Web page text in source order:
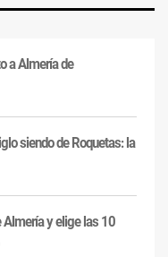
a Almería de
siendo de Roquetas: la
Almería y elige las 10